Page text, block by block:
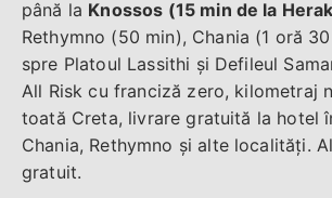
până la Knossos (15 min de la
Rethymno (50 min), Chania (1 oră
spre Platoul Lassithi și Defileul
All Risk cu franciză zero, kilometraj
toată Creta, livrare gratuită la hotel
Chania, Rethymno și alte localități.
gratuit.